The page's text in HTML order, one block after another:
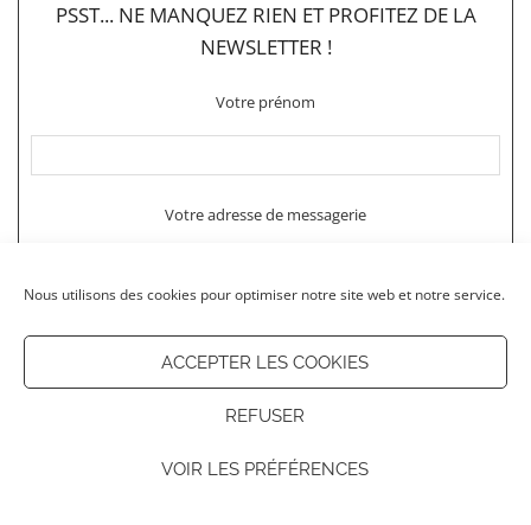
Nous utilisons des cookies pour optimiser notre site web et notre service.
ACCEPTER LES COOKIES
REFUSER
VOIR LES PRÉFÉRENCES
PSST... NE MANQUEZ RIEN ET PROFITEZ DE LA
NEWSLETTER !
Votre prénom
Votre adresse de messagerie
RECHERCHE SUR LE BLOG